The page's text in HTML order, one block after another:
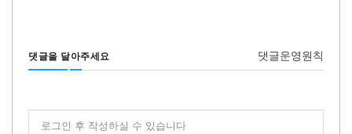
댓글을 달아주세요 댓글운영원칙
로그인 후 작성하실 수 있습니다